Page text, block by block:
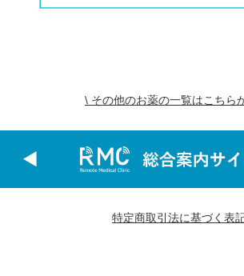
\ その他のお薬の一覧はこちら
特定商取引法に基づく表